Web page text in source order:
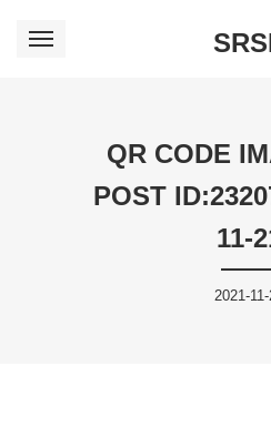
QR CODE
POST
11-
2021-